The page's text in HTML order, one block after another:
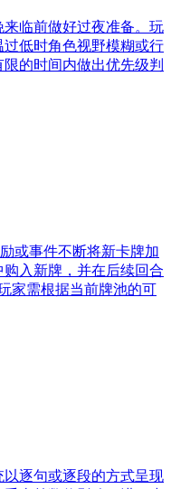
临前做好过夜准备。玩
低时角色视野模糊或行
的时间内做出优先级判
或事件不断将新卡牌加
入新牌，并在后续回合
家需根据当前牌池的可
逐句或逐段的方式呈现